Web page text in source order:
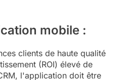
mobile :
clients de haute qualité
(ROI) élevé de
l'application doit être